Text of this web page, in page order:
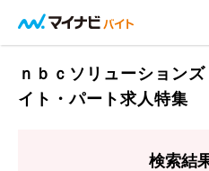
ｎｂｃソリューション
イト・パート求人特集
検索結